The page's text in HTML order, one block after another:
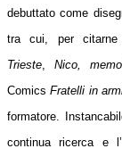
debuttato come
tra cui, per citarne
Trieste, Nico,
ComicsFratelli in
formatore.
continua ricerca e